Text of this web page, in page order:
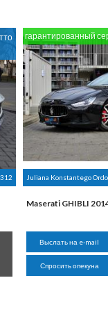
гарантированный
Juliana Konstantego
Maserati GHIBLI
Выслать на e-mail
Спросить опекуна